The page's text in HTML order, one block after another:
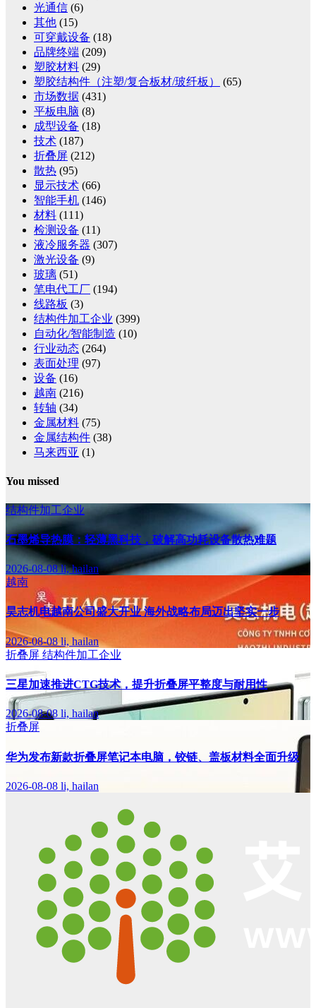
光通信 (6)
其他 (15)
可穿戴设备 (18)
品牌终端 (209)
塑胶材料 (29)
塑胶结构件（注塑/复合板材/玻纤板）
(65)
市场数据 (431)
平板电脑 (8)
成型设备 (18)
技术 (187)
折叠屏 (212)
散热 (95)
显示技术 (66)
智能手机 (146)
材料 (111)
检测设备 (11)
液冷服务器 (307)
激光设备 (9)
玻璃 (51)
笔电代工厂 (194)
线路板 (3)
结构件加工企业 (399)
自动化/智能制造 (10)
行业动态 (264)
表面处理 (97)
设备 (16)
越南 (216)
转轴 (34)
金属材料 (75)
金属结构件 (38)
马来西亚 (1)
You missed
结构件加工企业
石墨烯导热膜：轻薄黑科技，破解高功耗设备散热难题
2026-08-08li, hailan
越南
昊志机电越南公司盛大开业 海外战略布局迈出坚实一步
2026-08-08li, hailan
折叠屏 结构件加工企业
三星加速推进CTG技术，提升折叠屏平整度与耐用性
2026-08-08 li, hailan
折叠屏
华为发布新款折叠屏笔记本电脑，铰链、盖板材料全面升级
2026-08-08 li, hailan